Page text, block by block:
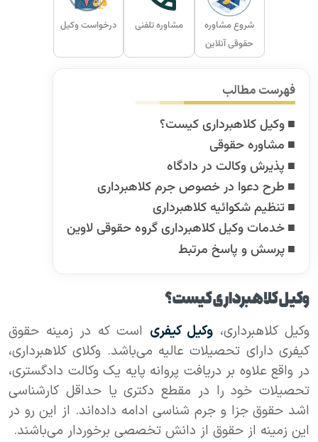
شروع مشاوره
حقوقی آنلاین
مشاوره تلفنی درخواست وکیل
فهرست مطالب
وکیل کلاهبرداری کیست؟
مشاوره حقوقی
پذیرش وکالت در دادگاه
طرح دعوا در خصوص جرم کلاهبرداری
تنظیم شکوائیه کلاهبرداری
خدمات وکیل کلاهبرداری گروه حقوقی لاوین
پرسش و پاسخ مرتبط
وکیل کلاهبرداری کیست؟
وکیل کلاهبرداری، وکیل کیفری است که در زمینه حقوق
کیفری دارای تحصیلات عالیه می‌باشد. وکلای کلاهبرداری،
در واقع علاوه بر دریافت پروانه پایه یک وکالت دادگستری،
تحصیلات خود را در مقطع دکتری یا حداقل کارشناسی
اشد حقوق جزا و جرم شناسی ادامه داده‌اند. از این رو در
این زمینه از حقوق از دانش تخصصی برخوردار می‌باشند.